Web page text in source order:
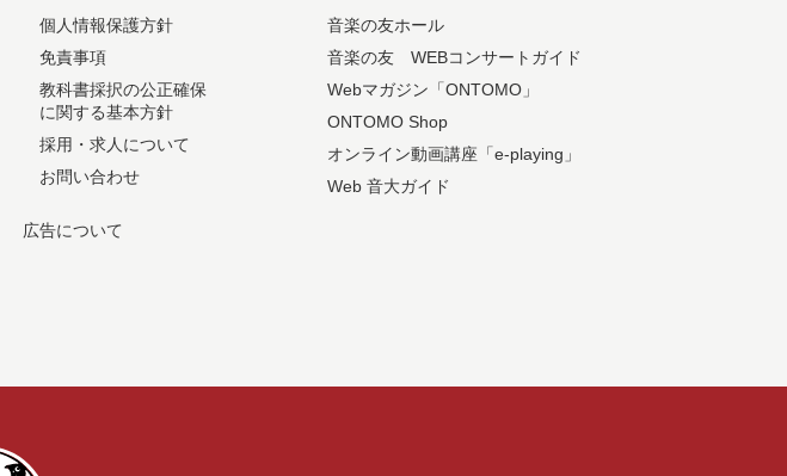
個人情報保護方針
免責事項
教科書採択の公正確保
に関する基本方針
採用・求人について
お問い合わせ
広告について
音楽の友ホール
音楽の友 WEBコンサートガイド
Webマガジン「ONTOMO」
ONTOMO Shop
オンライン動画講座「e-playing」
Web 音大ガイド